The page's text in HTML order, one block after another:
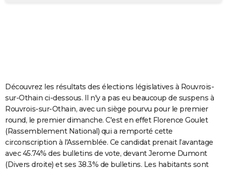
Carte de Noël
Carte Bonne année
Carte Saint-Valentin
Carte Pâques
Carte d'anniversaire
DICTIONNAIRE
Dictionnaire
Biographies
Citations
Expressions
Proverbes
COPAINS D'AVANT
S'inscrire
Se connecter
Lycées
Collèges
Primaires
Universités
Entreprises
Service militaire
Avis de recherche
AVIS DE DÉCÈS
Découvrez les résultats des élections législatives à Rouvrois-
sur-Othain ci-dessous. Il n'y a pas eu beaucoup de suspens à
Rouvrois-sur-Othain, avec un siège pourvu pour le premier
round, le premier dimanche. C'est en effet Florence Goulet
(Rassemblement National) qui a remporté cette
circonscription à l'Assemblée. Ce candidat prenait l’avantage
avec 45.74% des bulletins de vote, devant Jerome Dumont
(Divers droite) et ses 38.3% de bulletins. Les habitants sont